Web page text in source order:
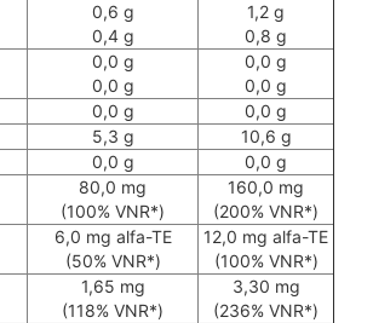
0,6 g
0,4 g
1,2 g
0,8 g
0,0 g
0,0 g
0,0 g
0,0 g
0,0 g
0,0 g
5,3 g
10,6 g
0,0 g
0,0 g
80,0 mg
(100% VNR*)
160,0 mg
(200% VNR*)
6,0 mg alfa-TE
(50% VNR*)
12,0 mg alfa-TE
(100% VNR*)
1,65 mg
(118% VNR*)
3,30 mg
(236% VNR*)